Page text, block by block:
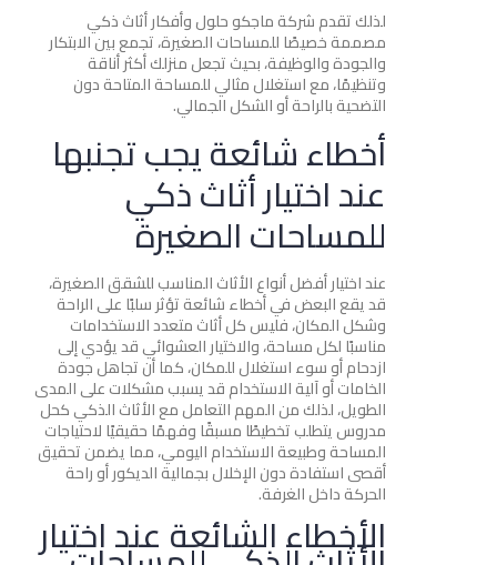
لذلك تقدم شركة ماجكو حلول وأفكار أثاث ذكي
مصممة خصيصًا للمساحات الصغيرة، تجمع بين الابتكار
والجودة والوظيفة، بحيث تجعل منزلك أكثر أناقة
وتنظيمًا، مع استغلال مثالي للمساحة المتاحة دون
التضحية بالراحة أو الشكل الجمالي.
أخطاء شائعة يجب تجنبها
عند اختيار أثاث ذكي
للمساحات الصغيرة
عند اختيار أفضل أنواع الأثاث المناسب للشقق الصغيرة،
قد يقع البعض في أخطاء شائعة تؤثر سلبًا على الراحة
وشكل المكان، فليس كل أثاث متعدد الاستخدامات
مناسبًا لكل مساحة، والاختيار العشوائي قد يؤدي إلى
ازدحام أو سوء استغلال للمكان، كما أن تجاهل جودة
الخامات أو آلية الاستخدام قد يسبب مشكلات على المدى
الطويل، لذلك من المهم التعامل مع الأثاث الذكي كحل
مدروس يتطلب تخطيطًا مسبقًا وفهمًا حقيقيًا لاحتياجات
المساحة وطبيعة الاستخدام اليومي، مما يضمن تحقيق
أقصى استفادة دون الإخلال بجمالية الديكور أو راحة
الحركة داخل الغرفة.
الأخطاء الشائعة عند اختيار